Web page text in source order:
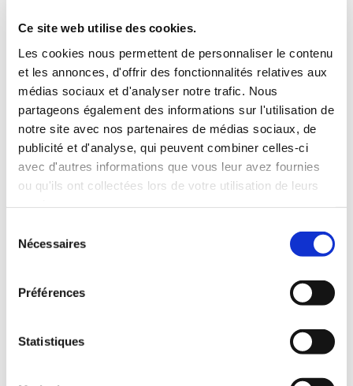
Ce site web utilise des cookies.
Les cookies nous permettent de personnaliser le contenu
et les annonces, d'offrir des fonctionnalités relatives aux
médias sociaux et d'analyser notre trafic. Nous
partageons également des informations sur l'utilisation de
notre site avec nos partenaires de médias sociaux, de
publicité et d'analyse, qui peuvent combiner celles-ci
avec d'autres informations que vous leur avez fournies
ou qu'ils ont collectées lors de votre utilisation de leurs
Nécessaires
Préférences
Statistiques
INCLUS À LA LOCATION
Killométrage illimité
Assurance tous risques (hors franchise)
Carburant : plein à rendre plein
CONDITIONS DE LOCATION
ASSURANCE
Franchise :1000 €